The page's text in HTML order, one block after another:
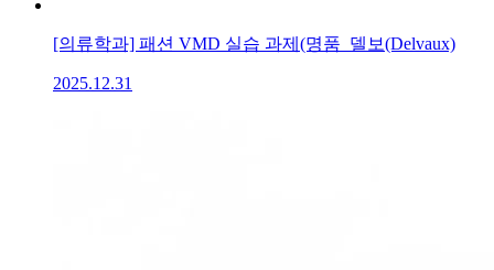
[의류학과] 패션 VMD 실습 과제(명품_델보(Delvaux)
2025.12.31